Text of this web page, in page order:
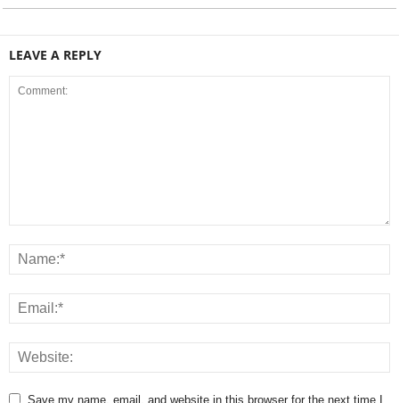
LEAVE A REPLY
Save my name, email, and website in this browser for the next time I